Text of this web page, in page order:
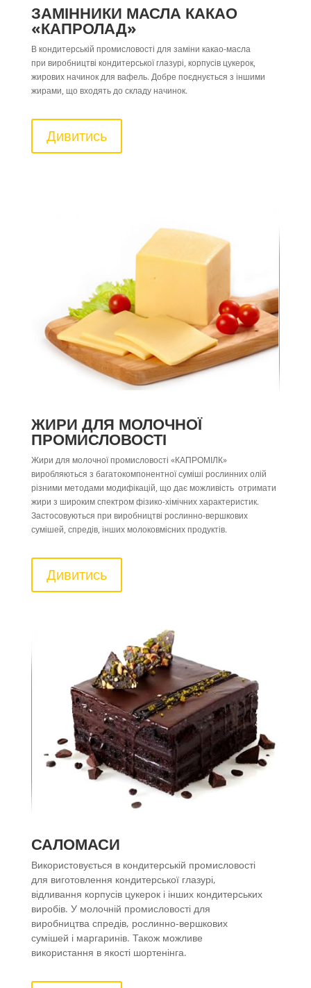
ЗАМІННИКИ МАСЛА КАКАО
«КАПРОЛАД»
В кондитерській промисловості для заміни какао-масла
при виробництві кондитерської глазурі, корпусів цукерок,
жирових начинок для вафель. Добре поєднується з іншими
жирами, що входять до складу начинок.
Дивитись
ЖИРИ ДЛЯ МОЛОЧНОЇ
ПРОМИСЛОВОСТІ
Жири для молочної промисловості «КАПРОМІЛК»
виробляються з багатокомпонентної суміші рослинних олій
різними методами модифікацій, що дає можливість отримати
жири з широким спектром фізико-хімічних характеристик.
Застосовуються при виробництві рослинно-вершкових
сумішей, спредів, інших молоковмісних продуктів.
Дивитись
САЛОМАСИ
Використовується в кондитерській промисловості
для виготовлення кондитерської глазурі,
відливання корпусів цукерок і інших кондитерських
виробів. У молочній промисловості для
виробництва спредів, рослинно-вершкових
сумішей і маргаринів. Також можливе
використання в якості шортенінга.